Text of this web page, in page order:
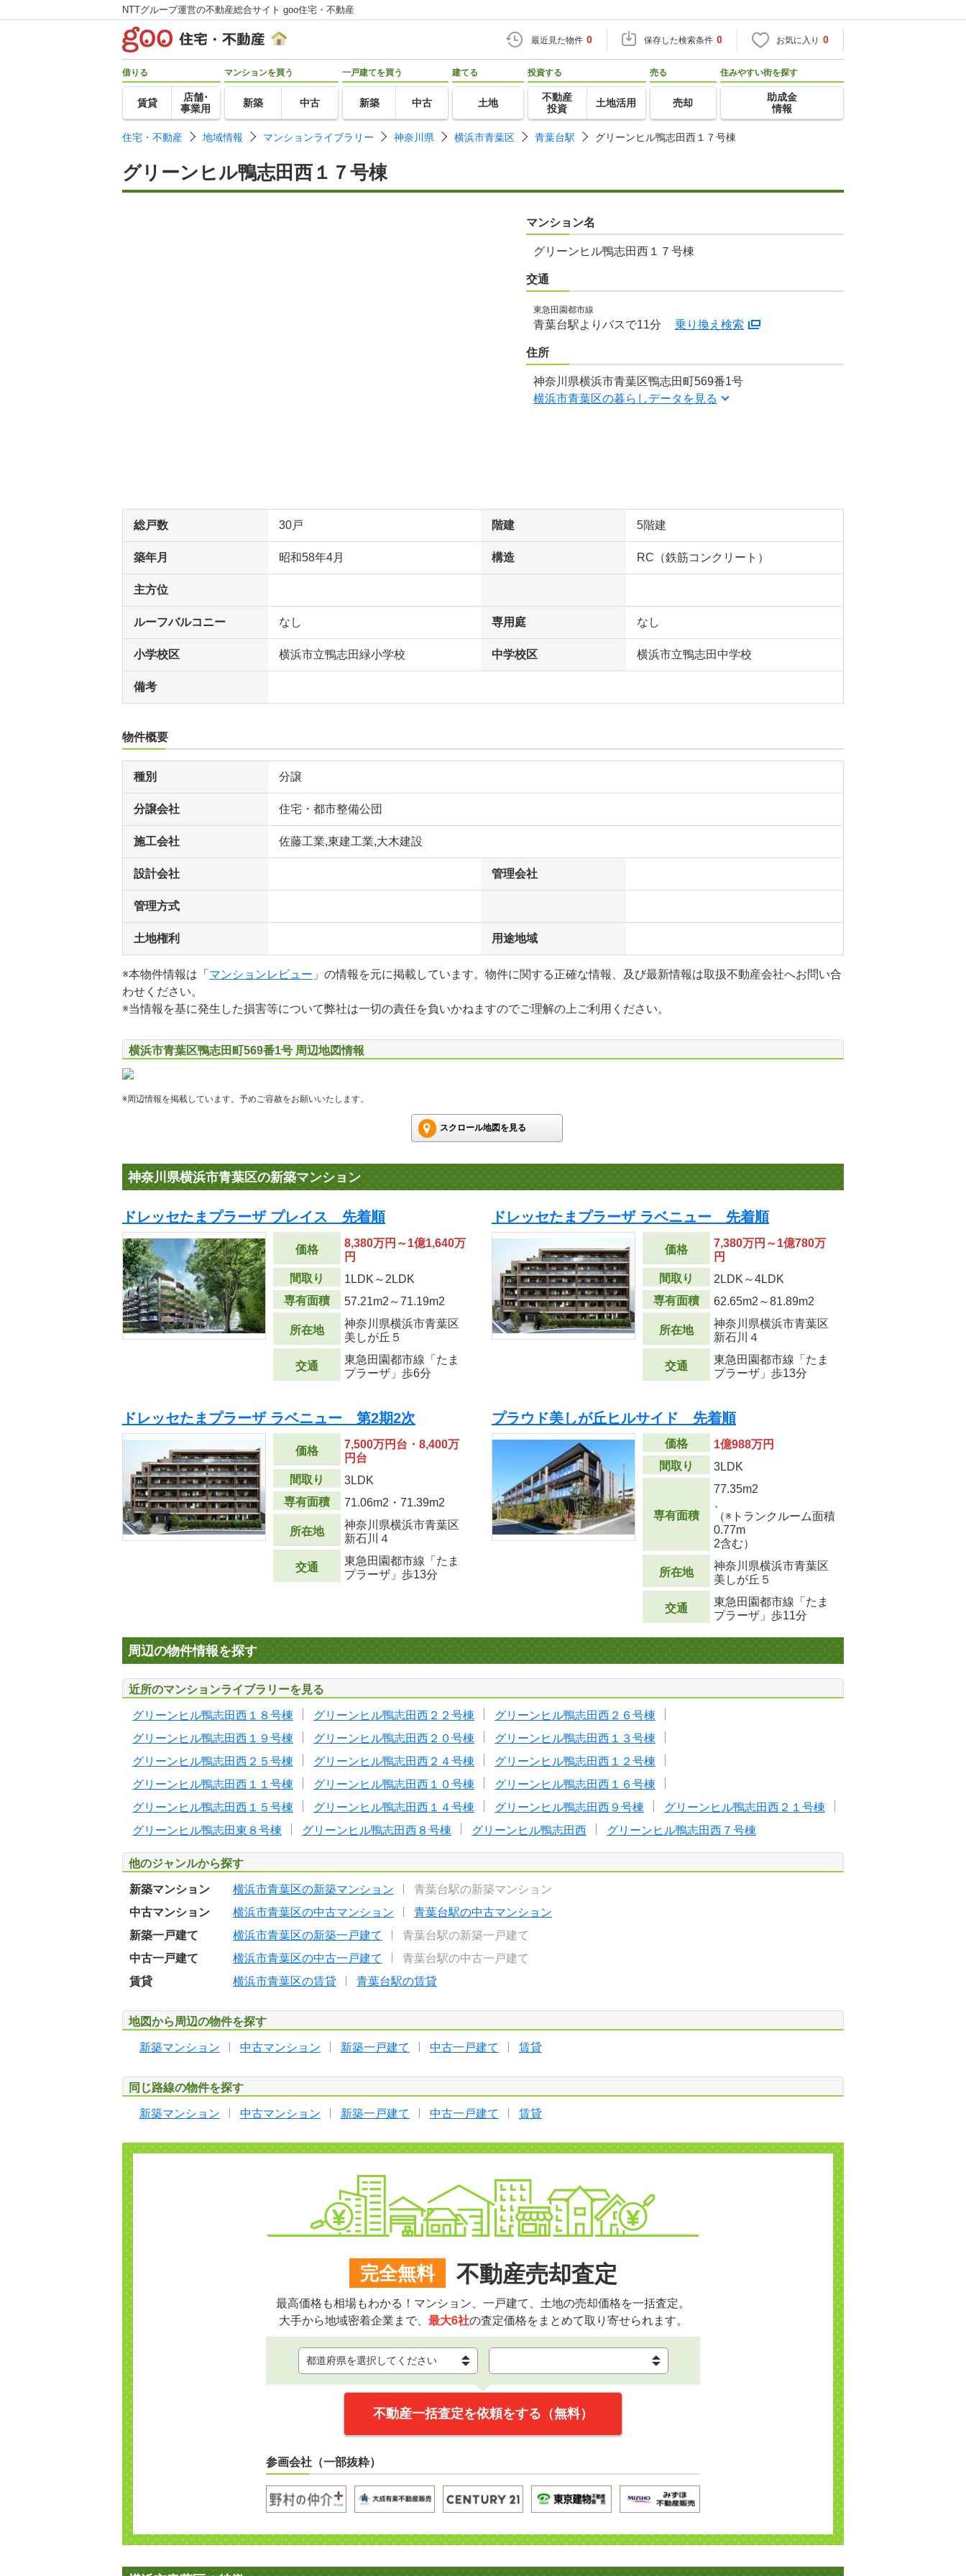
NTTグループ運営の不動産総合サイト goo住宅・不動産
最近見た物件 0 保存した検索条件 0 お気に入り 0
借りる
賃貸
店舗･
事業用
マンションを買う
新築 中古
一戸建てを買う
新築 中古
建てる
土地
投資する
不動産
投資
土地活用
売る
売却
住みやすい街を探す
助成金
情報
住宅・不動産 地域情報 マンションライブラリー 神奈川県 横浜市青葉区 青葉台駅 グリーンヒル鴨志田西１７号棟
グリーンヒル鴨志田西１７号棟
マンション名
グリーンヒル鴨志田西１７号棟
交通
東急田園都市線
青葉台駅よりバスで11分 乗り換え検索
住所
神奈川県横浜市青葉区鴨志田町569番1号
横浜市青葉区の暮らしデータを見る
総戸数 30戸 階建 5階建
築年月 昭和58年4月 構造 RC（鉄筋コンクリート）
主方位
ルーフバルコニー なし 専用庭 なし
小学校区 横浜市立鴨志田緑小学校 中学校区 横浜市立鴨志田中学校
備考
物件概要
種別 分譲
分譲会社 住宅・都市整備公団
施工会社 佐藤工業,東建工業,大木建設
設計会社 管理会社
管理方式
土地権利 用途地域
※本物件情報は「 マンションレビュー 」の情報を元に掲載しています。物件に関する正確な情報、及び最新情報は取扱不動産会社へお問い合
わせください。
※当情報を基に発生した損害等について弊社は一切の責任を負いかねますのでご理解の上ご利用ください。
横浜市青葉区鴨志田町569番1号 周辺地図情報
※周辺情報を掲載しています。予めご容赦をお願いいたします。
スクロール地図を見る
神奈川県横浜市青葉区の新築マンション
ドレッセたまプラーザ プレイス 先着順
価格
8,380万円～1億1,640万
円
間取り
1LDK～2LDK
専有面積
57.21m2 ～71.19m2
所在地
神奈川県横浜市青葉区
美しが丘５
交通
東急田園都市線「たま
プラーザ」歩6分
ドレッセたまプラーザ ラベニュー 先着順
価格
7,380万円～1億780万
円
間取り
2LDK～4LDK
専有面積
62.65m2 ～81.89m2
所在地
神奈川県横浜市青葉区
新石川４
交通
東急田園都市線「たま
プラーザ」歩13分
ドレッセたまプラーザ ラベニュー 第2期2次
価格
7,500万円台・8,400万
円台
間取り
3LDK
専有面積
71.06m2 ・71.39m2
所在地
神奈川県横浜市青葉区
新石川４
交通
東急田園都市線「たま
プラーザ」歩13分
プラウド美しが丘ヒルサイド 先着順
価格
1億988万円
間取り
3LDK
専有面積
77.35m2
（※トランクルーム面積
0.77m
2含む）
所在地
神奈川県横浜市青葉区
美しが丘５
交通
東急田園都市線「たま
プラーザ」歩11分
周辺の物件情報を探す
近所のマンションライブラリーを見る
グリーンヒル鴨志田西１８号棟 グリーンヒル鴨志田西２２号棟
グリーンヒル鴨志田西２６号棟
グリーンヒル鴨志田西１９号棟
グリーンヒル鴨志田西２０号棟
グリーンヒル鴨志田西１３号棟
グリーンヒル鴨志田西２５号棟
グリーンヒル鴨志田西２４号棟
グリーンヒル鴨志田西１２号棟
グリーンヒル鴨志田西１１号棟
グリーンヒル鴨志田西１０号棟
グリーンヒル鴨志田西１６号棟
グリーンヒル鴨志田西１５号棟
グリーンヒル鴨志田西１４号棟 グリーンヒル鴨志田西９号棟
グリーンヒル鴨志田西２１号棟
グリーンヒル鴨志田東８号棟
グリーンヒル鴨志田西８号棟 グリーンヒル鴨志田西 グリーンヒル鴨志田西７号棟
他のジャンルから探す
新築マンション 横浜市青葉区の新築マンション
青葉台駅の新築マンション
中古マンション
横浜市青葉区の中古マンション
青葉台駅の中古マンション
新築一戸建て
横浜市青葉区の新築一戸建て
青葉台駅の新築一戸建て
中古一戸建て
横浜市青葉区の中古一戸建て
青葉台駅の中古一戸建て
賃貸
横浜市青葉区の賃貸 青葉台駅の賃貸
地図から周辺の物件を探す
新築マンション 中古マンション 新築一戸建て 中古一戸建て 賃貸
同じ路線の物件を探す
新築マンション 中古マンション 新築一戸建て 中古一戸建て 賃貸
完全無料 不動産売却査定
最高価格も相場もわかる！マンション、一戸建て、土地の売却価格を一括査定。
大手から地域密着企業まで、 最大6社の査定価格をまとめて取り寄せられます。
不動産一括査定を依頼をする（無料）
参画会社（一部抜粋）